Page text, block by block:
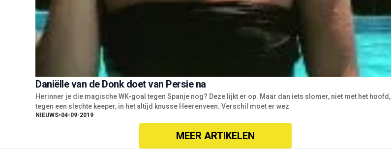
Daniëlle van de Donk doet van Persie na
Herinner je die magische WK-goal tegen Spanje nog? Deze lijkt er op. Maar dan iets slomer, niet met het hoofd,
tegen een slechte keeper, in het altijd knusse Heerenveen. Verschil moet er wez
NIEUWS•04-09-2019
MEER ARTIKELEN